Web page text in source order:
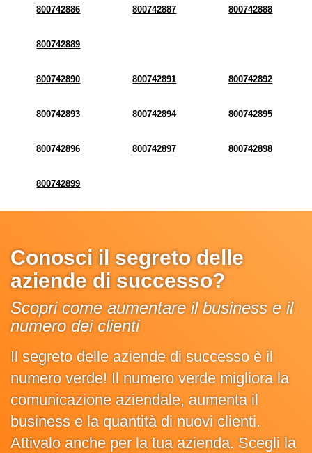
800742886 800742887 800742888
800742889
800742890 800742891 800742892
800742893 800742894 800742895
800742896 800742897 800742898
800742899
Conosci il segreto delle
aziende di successo?
Scopri come aumentare il business e il
numero dei clienti
Il segreto delle aziende di successo è il
numero verde! Il numero verde migliora la
comunicazione aziendale, aumenta il
business e la quantità di nuovi clienti.
Attivalo anche per la tua azienda. Scegli la